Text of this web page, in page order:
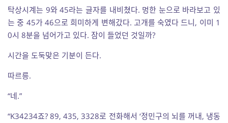
탁상시계는 9와 45라는 글자를 내비쳤다. 멍한 눈으로 바라보고 있
는 중 45가 46으로 희미하게 변해갔다. 고개를 숙였다 드니, 이미 1
0시 8분을 넘어가고 있다. 잠이 들었던 것일까?
시간을 도둑맞은 기분이 든다.
따르릉.
“네.”
“K34234죠? 89, 435, 3328로 전화해서 ‘정민구의 뇌를 꺼내, 냉동